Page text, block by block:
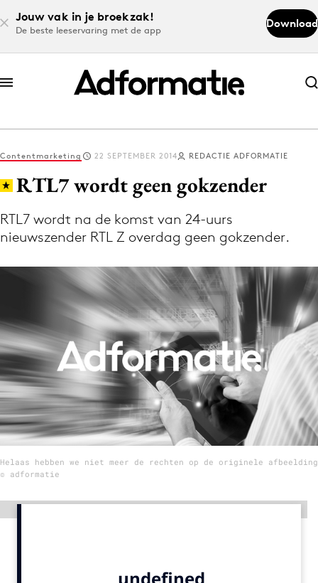
Jouw vak in je broekzak!
De beste leeservaring met de app
Download
Abonneer nu
Abonneer nu
Log in
Download de app
Volg het laatste nieuws via de Adformatie
Menu
Home
9 sept: GenAI-training
12 nov: MarketingLive!
Adverteren
Contentmarketing 22 SEPTEMBER 2014 REDACTIE ADFORMATIE
RTL7 wordt geen gokzender
RTL7 wordt na de komst van 24-uurs
nieuwszender RTL Z overdag geen gokzender.
Helaas hebben we niet meer de rechten op de originele afbeelding
© adformatie